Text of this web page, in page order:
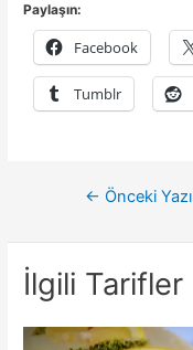
Paylaşın:
Facebook
Tumblr
← Önceki Yazı
İlgili Tarifler